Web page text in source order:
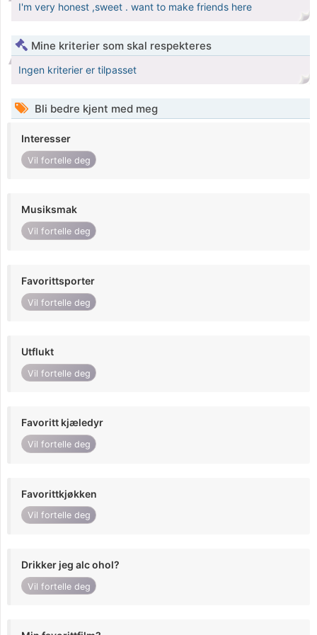
I'm very honest ,sweet . want to make friends here
Mine kriterier som skal respekteres
Ingen kriterier er tilpasset
Bli bedre kjent med meg
Interesser
Vil fortelle deg
Musiksmak
Vil fortelle deg
Favorittsporter
Vil fortelle deg
Utflukt
Vil fortelle deg
Favoritt kjæledyr
Vil fortelle deg
Favorittkjøkken
Vil fortelle deg
Drikker jeg alc ohol?
Vil fortelle deg